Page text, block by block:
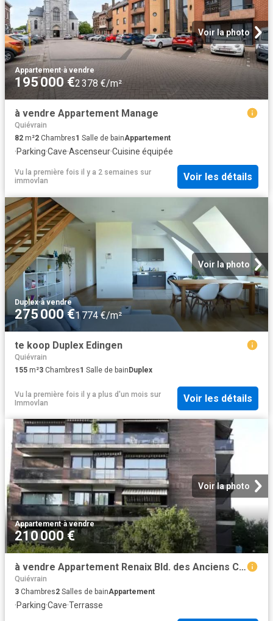
Voir la photo
Appartement·à vendre
195 000 €2 378 €/m²
à vendre Appartement Manage
Quiévrain
82 m²2 Chambres1 Salle de bainAppartement
·Parking·Cave·Ascenseur·Cuisine équipée
Vu la première fois il y a 2 semaines sur
immovlan
Voir les détails
Voir la photo
Duplex·à vendre
275 000 €1 774 €/m²
te koop Duplex Edingen
Quiévrain
155 m²3 Chambres1 Salle de bainDuplex
Vu la première fois il y a plus d'un mois sur
Immovlan
Voir les détails
Voir la photo
Appartement·à vendre
210 000 €
à vendre Appartement Renaix Bld. des Anciens Combattants
Quiévrain
3 Chambres2 Salles de bainAppartement
·Parking·Cave·Terrasse